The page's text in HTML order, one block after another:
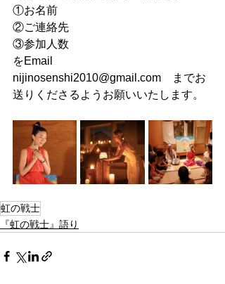
①お名前
②ご連絡先
③参加人数
をEmail
nijinosenshi2010@gmail.com までお
送りくださるようお願いいたします。
虹の戦士
『虹の戦士』語り